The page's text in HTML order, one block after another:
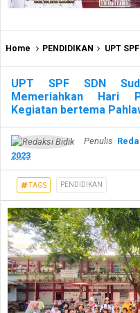
Home PENDIDIKAN UPT SPF SDN
UPT SPF SDN
Memeriahkan Hari
Kegiatan bertema
Penulis
2023
TAGS PENDIDIKAN